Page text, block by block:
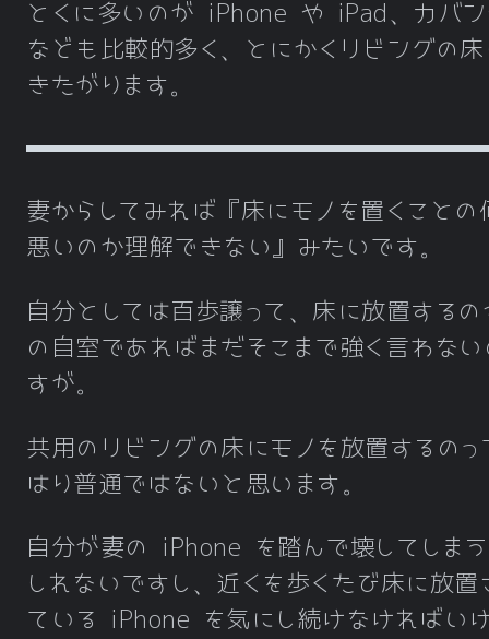
とくに多いのが iPhone や iPad、カバ
なども比較的多く、とにかくリビングの
きたがります。
妻からしてみれば『床にモノを置くことの
悪いのか理解できない』みたいです。
自分としては百歩譲って、床に放置するの
の自室であればまだそこまで強く言わな
すが。
共用のリビングの床にモノを放置するのっ
はり普通ではないと思います。
自分が妻の iPhone を踏んで壊してしま
しれないですし、近くを歩くたび床に放置
ている iPhone を気にし続けなければい